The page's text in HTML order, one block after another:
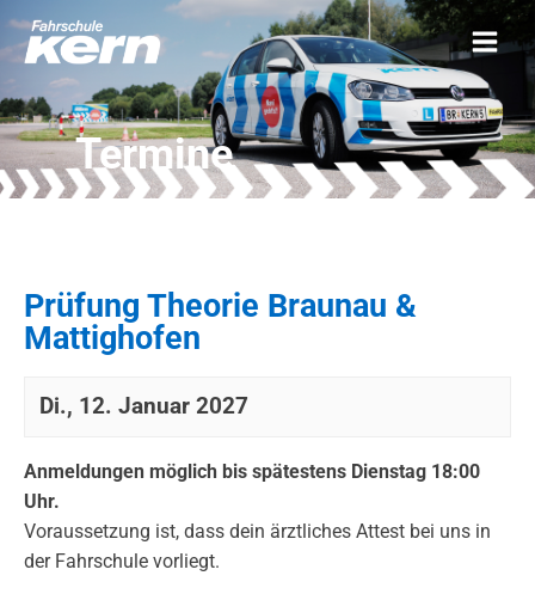
Termine
Prüfung Theorie Braunau &
Mattighofen
Di., 12. Januar 2027
Anmeldungen möglich bis spätestens Dienstag 18:00
Uhr.
Voraussetzung ist, dass dein ärztliches Attest bei uns in
der Fahrschule vorliegt.